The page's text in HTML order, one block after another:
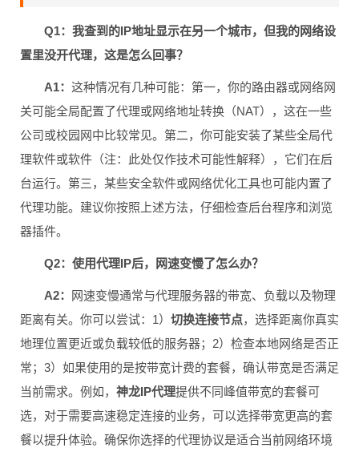
Q1：我查到的IP地址显示在另一个城市，但我的网络设
置里没开代理，这是怎么回事？
A1： 这种情况有几种可能：第一，你的路由器或网络网
关可能全局配置了代理或网络地址转换（NAT），这在一些
公司或校园网中比较常见。第二，你可能安装了某些全局代
理软件或软件（注：此处仅作技术可能性解释），它们在后
台运行。第三，某些安全软件或网络优化工具也可能内置了
代理功能。建议你按照上述方法，仔细检查后台程序和浏览
器插件。
Q2：使用代理IP后，网速变慢了怎么办？
A2：
网速变慢通常与代理服务器的带宽、负载以及物理
距离有关。你可以尝试：1） 切换连接节点，选择距离你真实
地理位置更近或负载较低的服务器；2）检查本地网络是否正
常；3）如果使用的是按带宽计费的套餐，确认带宽是否满足
当前需求。例如， 神龙IP代理提供不同峰值带宽的套餐可
选，对于需要高速稳定连接的业务，可以选择带宽更高的套
餐以提升体验。确保你选择的代理协议是适合当前网络环境